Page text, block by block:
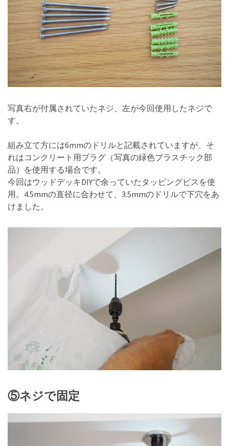
写真右が付属されていたネジ、左が今回使用したネジで
す。
組み立て方には6mmのドリルと記載されていますが、そ
れはコンクリート用プラグ（写真の緑色プラスチック部
品）を使用する場合です。
今回はウッドデッキDIYで余っていたタッピングビスを使
用。4.5mmの直径に合わせて、3.5mmのドリルで下穴をあ
けました。
⑤ネジで固定